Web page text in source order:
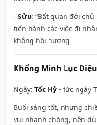
- Sửu: “Bất quan đới
tiến hành các việc đi
không hồi hương
Khổng Minh Lục Diệu
Ngày: Tốc Hỷ - tức ngày
Buổi sáng tốt, nhưng
vui nhanh chóng, nên